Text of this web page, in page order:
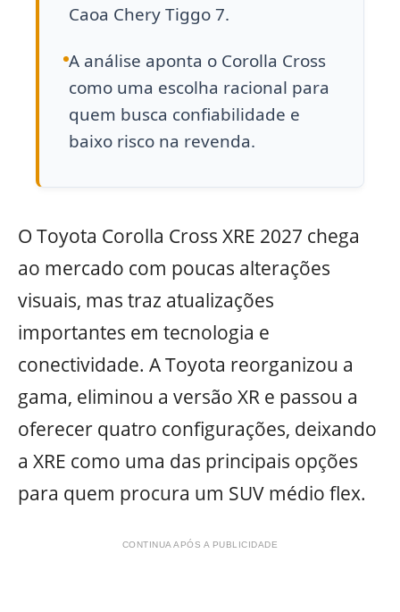
Caoa Chery Tiggo 7.
A análise aponta o Corolla Cross
como uma escolha racional para
quem busca confiabilidade e
baixo risco na revenda.
O Toyota Corolla Cross XRE 2027 chega
ao mercado com poucas alterações
visuais, mas traz atualizações
importantes em tecnologia e
conectividade. A Toyota reorganizou a
gama, eliminou a versão XR e passou a
oferecer quatro configurações, deixando
a XRE como uma das principais opções
para quem procura um SUV médio flex.
CONTINUA APÓS A PUBLICIDADE